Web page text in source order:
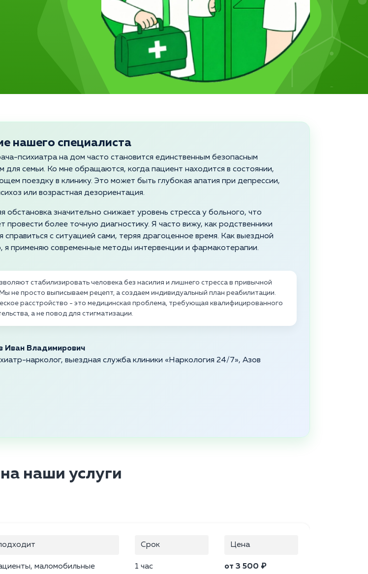
нашего специалиста
психиатра на дом часто становится единственным безопасным
для семьи. Ко мне обращаются, когда пациент находится в состоянии,
поездку в клинику. Это может быть глубокая апатия при депрессии,
или возрастная дезориентация.
обстановка значительно снижает уровень стресса у больного, что
провести более точную диагностику. Я часто вижу, как родственники
справиться с ситуацией сами, теряя драгоценное время. Как выездной
я применяю современные методы интервенции и фармакотерапии.
стабилизировать человека без насилия и лишнего стресса в привычной
не просто выписываем рецепт, а создаем индивидуальный план реабилитации.
расстройство - это медицинская проблема, требующая квалифицированного
а не повод для стигматизации.
Иван Владимирович
нарколог, выездная служба клиники «Наркология 24/7», Азов
наши услуги
маломобильные
Срок
1 час
Цена
от 3 500 ₽